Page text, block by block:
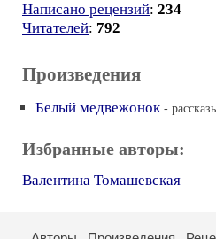
Написано рецензий: 234
Читателей: 792
Произведения
Белый медвежонок -
Избранные авторы:
Валентина Томашевская